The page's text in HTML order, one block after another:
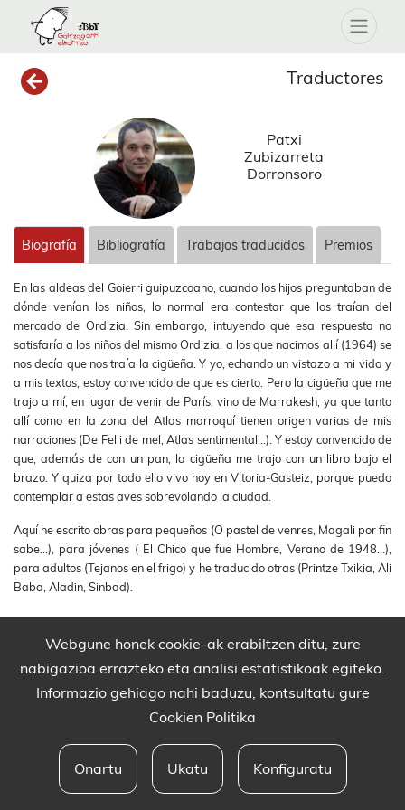
Traductores
Patxi
Zubizarreta
Dorronsoro
Biografía Bibliografía Trabajos traducidos Premios
En las aldeas del Goierri guipuzcoano, cuando los hijos preguntaban de
dónde venían los niños, lo normal era contestar que los traían del
mercado de Ordizia. Sin embargo, intuyendo que esa respuesta no
satisfaría a los niños del mismo Ordizia, a los que nacimos allí (1964) se
nos decía que nos traía la cigüeña. Y yo, echando un vistazo a mi vida y
a mis textos, estoy convencido de que es cierto. Pero la cigüeña que me
trajo a mí, en lugar de venir de París, vino de Marrakesh, ya que tanto
allí como en la zona del Atlas marroquí tienen origen varias de mis
narraciones (De Fel i de mel, Atlas sentimental...). Y estoy convencido de
que, además de con un pan, la cigüeña me trajo con un libro bajo el
brazo. Y quiza por todo ello vivo hoy en Vitoria-Gasteiz, porque puedo
contemplar a estas aves sobrevolando la ciudad.
Aquí he escrito obras para pequeños (O pastel de venres, Magali por fin
sabe...), para jóvenes ( El Chico que fue Hombre, Verano de 1948...),
para adultos (Tejanos en el frigo) y he traducido otras (Printze Txikia, Ali
Baba, Aladin, Sinbad).
Webgune honek cookie-ak erabiltzen ditu, zure
nabigazioa errazteko eta analisi estatistikoak egiteko.
Informazio gehiago nahi baduzu, kontsultatu gure
Cookien Politika
Onartu Ukatu Konfiguratu